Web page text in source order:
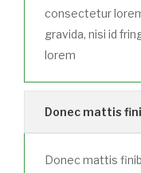
consectetur
gravida, nisi id
lorem
Donec mattis
Donec mattis